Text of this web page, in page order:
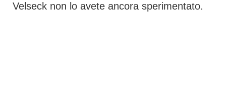
Velseck non lo avete ancora sperimentato.